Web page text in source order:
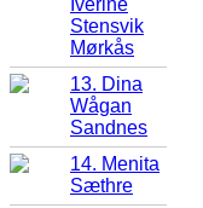
Iverine
Stensvik
Mørkås
13. Dina
Wågan
Sandnes
14. Menita
Sæthre